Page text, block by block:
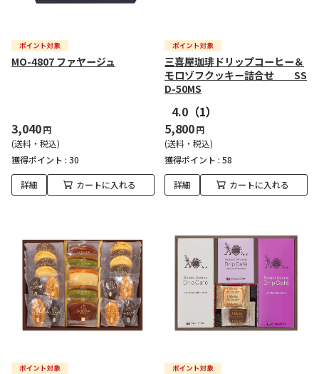
MO-4807 ファヤージュ
3,040円
(送料・税込)
獲得ポイント : 30
詳細 カートに入れる
三喜屋珈琲ドリップコーヒー＆
モロゾフクッキー詰合せ SS
D-50MS
4.0 （1）
5,800円
(送料・税込)
獲得ポイント : 58
詳細 カートに入れる